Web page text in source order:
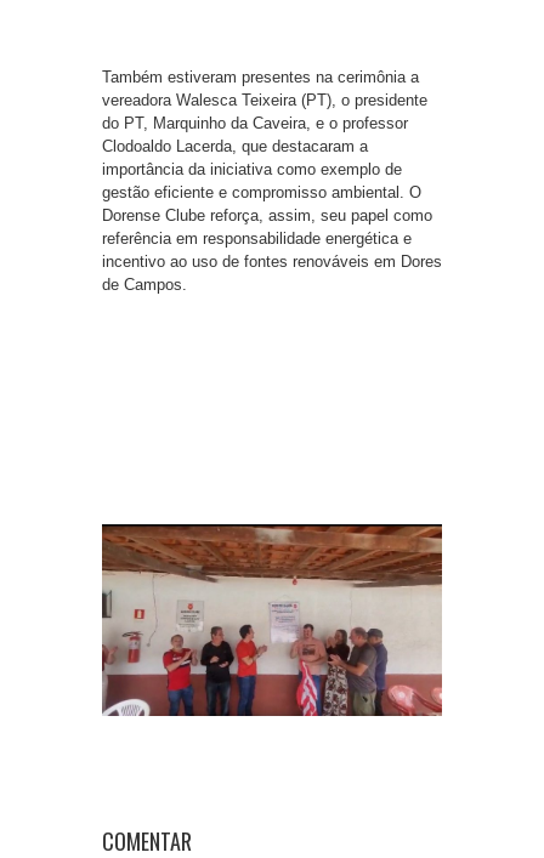
Também estiveram presentes na cerimônia a
vereadora Walesca Teixeira (PT), o presidente
do PT, Marquinho da Caveira, e o professor
Clodoaldo Lacerda, que destacaram a
importância da iniciativa como exemplo de
gestão eficiente e compromisso ambiental. O
Dorense Clube reforça, assim, seu papel como
referência em responsabilidade energética e
incentivo ao uso de fontes renováveis em Dores
de Campos.
COMENTAR